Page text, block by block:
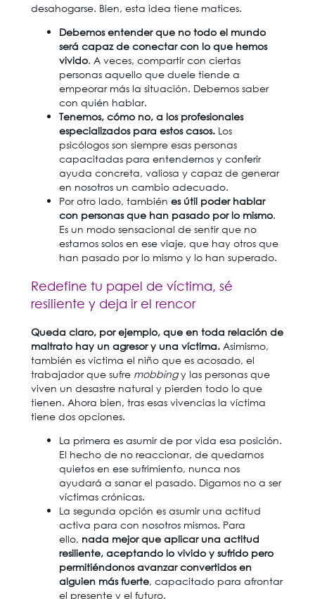
desahogarse. Bien, esta idea tiene matices.
Debemos entender que no todo el mundo
será capaz de conectar con lo que hemos
vivido. A veces, compartir con ciertas
personas aquello que duele tiende a
empeorar más la situación. Debemos saber
con quién hablar.
Tenemos, cómo no, a los profesionales
especializados para estos casos. Los
psicólogos son siempre esas personas
capacitadas para entendernos y conferir
ayuda concreta, valiosa y capaz de generar
en nosotros un cambio adecuado.
Por otro lado, tambiénes útil poder hablar
con personas que han pasado por lo mismo.
Es un modo sensacional de sentir que no
estamos solos en ese viaje, que hay otros que
han pasado por lo mismo y lo han superado.
Redefine tu papel de víctima, sé
resiliente y deja ir el rencor
Queda claro, por ejemplo, que en toda relación de
maltrato hay un agresor y una víctima. Asimismo,
también es víctima el niño que es acosado, el
trabajador que sufre mobbingy las personas que
viven un desastre natural y pierden todo lo que
tienen. Ahora bien, tras esas vivencias la víctima
tiene dos opciones.
La primera es asumir de por vida esa posición.
El hecho de no reaccionar, de quedarnos
quietos en ese sufrimiento, nunca nos
ayudará a sanar el pasado. Digamos no a ser
víctimas crónicas.
La segunda opción es asumir una actitud
activa para con nosotros mismos. Para
ello, nada mejor que aplicar una actitud
resiliente, aceptando lo vivido y sufrido pero
permitiéndonos avanzar convertidos en
alguien más fuerte, capacitado para afrontar
el presente y el futuro.